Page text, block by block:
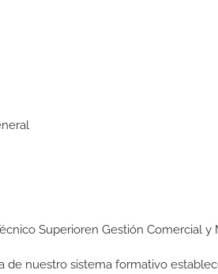
Superioren Gestión Comercial y
de nuestro sistema formativo